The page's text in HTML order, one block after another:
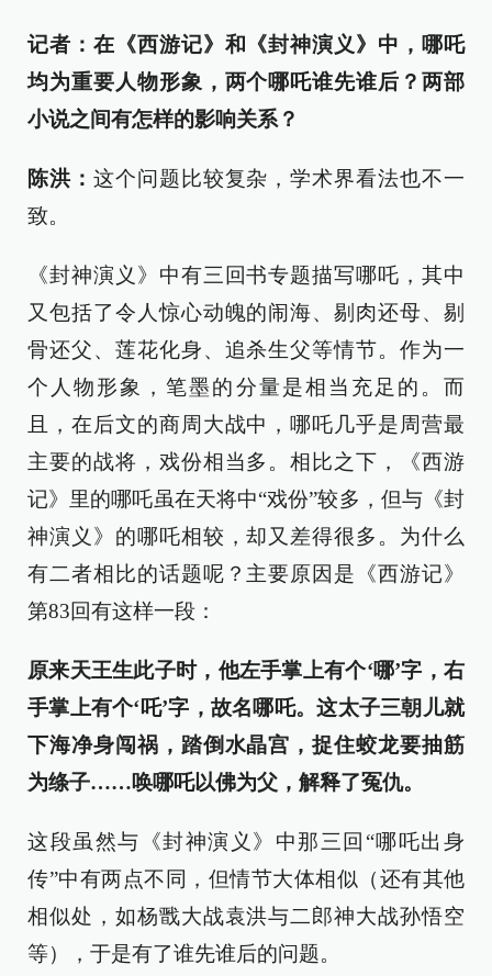
记者：在《西游记》和《封神演义》中，哪吒
均为重要人物形象，两个哪吒谁先谁后？两部
小说之间有怎样的影响关系？
陈洪： 这个问题比较复杂，学术界看法也不一
致。
《封神演义》中有三回书专题描写哪吒，其中
又包括了令人惊心动魄的闹海、剔肉还母、剔
骨还父、莲花化身、追杀生父等情节。作为一
个人物形象，笔墨的分量是相当充足的。而
且，在后文的商周大战中，哪吒几乎是周营最
主要的战将，戏份相当多。相比之下，《西游
记》里的哪吒虽在天将中“戏份”较多，但与《封
神演义》的哪吒相较，却又差得很多。为什么
有二者相比的话题呢？主要原因是《西游记》
第83回有这样一段：
原来天王生此子时，他左手掌上有个‘哪’字，右
手掌上有个‘吒’字，故名哪吒。这太子三朝儿就
下海净身闯祸，踏倒水晶宫，捉住蛟龙要抽筋
为绦子……唤哪吒以佛为父，解释了冤仇。
这段虽然与《封神演义》中那三回“哪吒出身
传”中有两点不同，但情节大体相似（还有其他
相似处，如杨戬大战袁洪与二郎神大战孙悟空
等），于是有了谁先谁后的问题。